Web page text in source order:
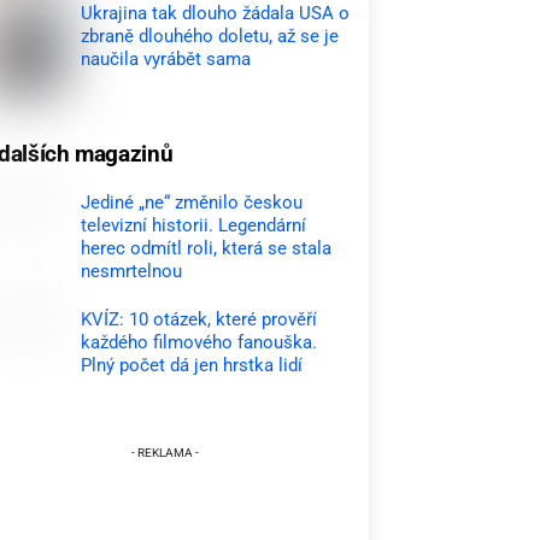
Ukrajina tak dlouho žádala USA o
zbraně dlouhého doletu, až se je
naučila vyrábět sama
magazinů
Jediné „ne“ změnilo českou
televizní historii. Legendární
herec odmítl roli, která se stala
nesmrtelnou
KVÍZ: 10 otázek, které prověří
každého filmového fanouška.
Plný počet dá jen hrstka lidí